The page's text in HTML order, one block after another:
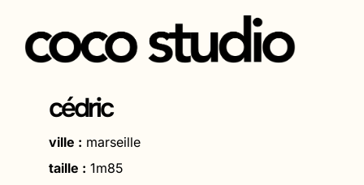
Aller
cédric
ville : marseille
taille : 1m85